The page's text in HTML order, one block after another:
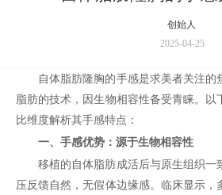
创始人
2025-04-25
自体脂肪隆胸的手感是求美者关注
脂肪的技术，因生物相容性备受青睐。
比维度解析其手感特点：
一、手感优势：源于生物相容性
移植的自体脂肪成活后与原生组织一
压反馈自然，无假体边缘感。临床显示，